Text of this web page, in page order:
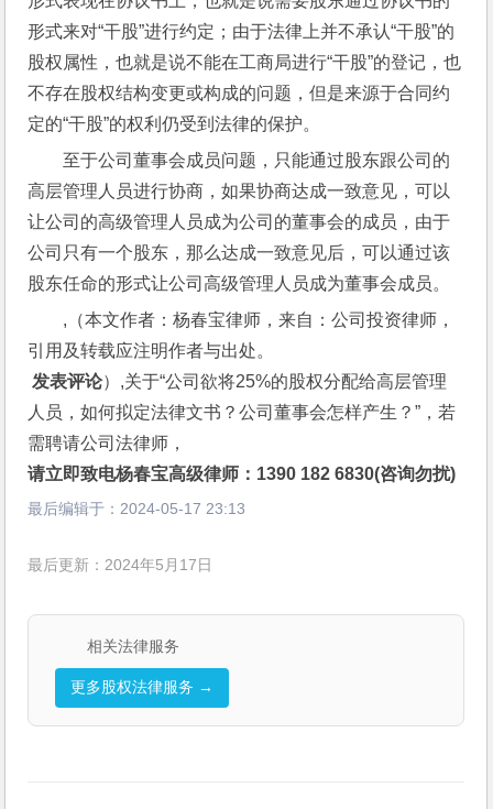
形式来对“干股”进行约定；由于法律上并不承认“干股”的
股权属性，也就是说不能在工商局进行“干股”的登记，也
不存在股权结构变更或构成的问题，但是来源于合同约
定的“干股”的权利仍受到法律的保护。
至于公司董事会成员问题，只能通过股东跟公司的
高层管理人员进行协商，如果协商达成一致意见，可以
让公司的高级管理人员成为公司的董事会的成员，由于
公司只有一个股东，那么达成一致意见后，可以通过该
股东任命的形式让公司高级管理人员成为董事会成员。
,（本文作者：杨春宝律师，来自：公司投资律师，
引用及转载应注明作者与出处。
发表评论）,关于“公司欲将25%的股权分配给高层管理
人员，如何拟定法律文书？公司董事会怎样产生？”，若
需聘请公司法律师，
请立即致电杨春宝高级律师：1390 182 6830(咨询勿扰)
最后编辑于： 2024-05-17 23:13
最后更新：2024年5月17日
相关法律服务
更多股权法律服务 →